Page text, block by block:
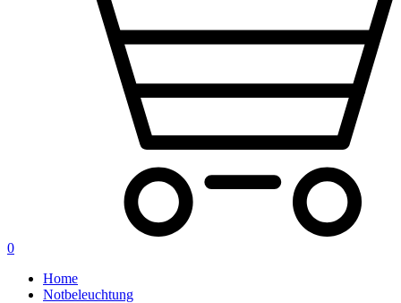
0
Home
Notbeleuchtung